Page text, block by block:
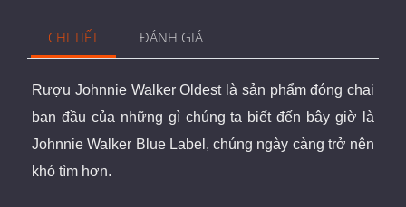
CHI TIẾT ĐÁNH GIÁ
Rượu Johnnie Walker Oldest là sản phẩm đóng chai
ban đầu của những gì chúng ta biết đến bây giờ là
Johnnie Walker Blue Label, chúng ngày càng trở nên
khó tìm hơn.